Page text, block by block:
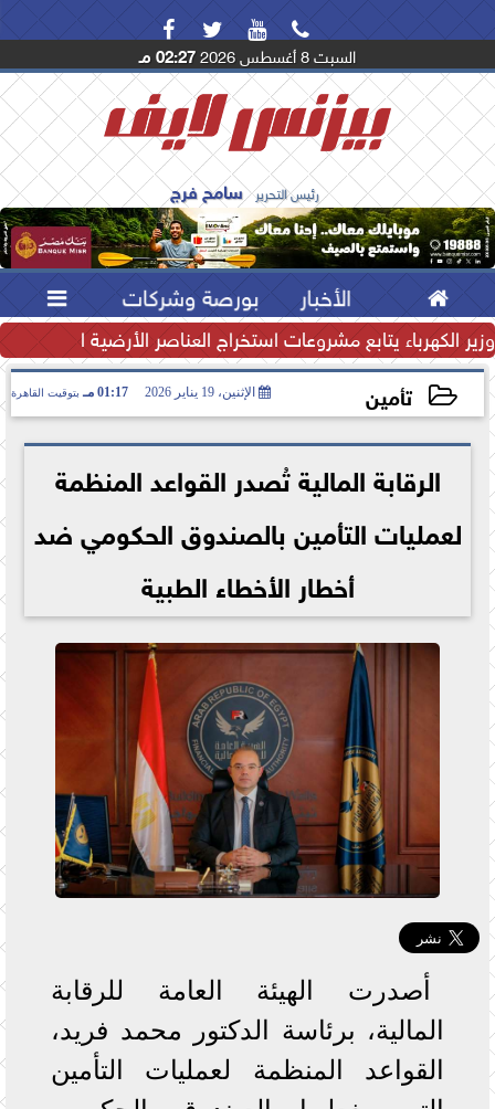
   
السبت 8 أغسطس 2026 02:27 مـ
رئيس التحرير سامح فرج
 الأخبار بورصة وشركات 
النقدي يرتفع إلى...
وزير الكهرباء يتابع مشروعات استخراج العناصر الأرضية النادرة
تأمين الإثنين، 19 يناير 2026 01:17 مـ بتوقيت القاهرة
2026-01-19 13:17:22
الرقابة المالية تُصدر القواعد المنظمة
لعمليات التأمين بالصندوق الحكومي ضد
أخطار الأخطاء الطبية
أصدرت الهيئة العامة للرقابة
المالية، برئاسة الدكتور محمد فريد،
القواعد المنظمة لعمليات التأمين